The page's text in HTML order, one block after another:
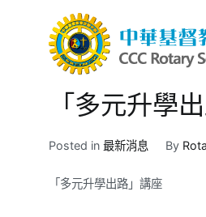
「多元升學
Posted in 最新消息 By
「多元升學出路」講座